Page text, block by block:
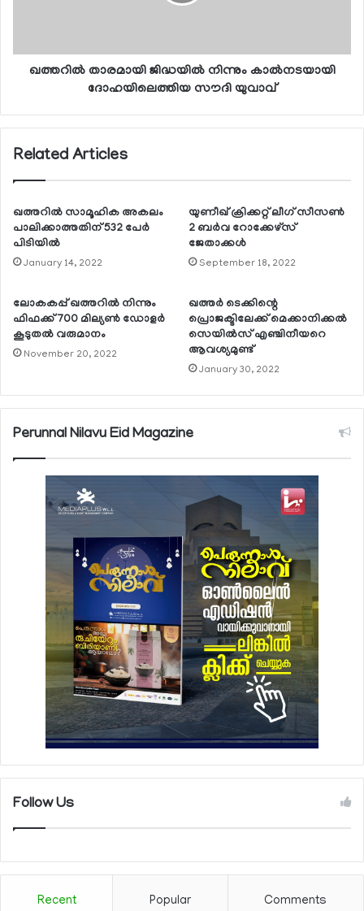
ഖത്തറില്‍ താരമായി ജിദ്ധയില്‍ നിന്നും കാല്‍നടയായി
ദോഹയിലെത്തിയ സൗദി യുവാവ്
Related Articles
ഖത്തറില്‍ സാമൂഹിക അകലം
പാലിക്കാത്തതിന് 532 പേര്‍
പിടിയില്‍
January 14, 2022
യുണീഖ് ക്രിക്കറ്റ് ലീഗ് സീസണ്‍
2 ബര്‍വ റോക്കേഴ്സ്
ജേതാക്കള്‍
September 18, 2022
ലോകകപ്പ് ഖത്തറില്‍ നിന്നും
ഫിഫക്ക് 700 മില്യണ്‍ ഡോളര്‍
കൂടുതല്‍ വരുമാനം
November 20, 2022
ഖത്തര്‍ ടെക്കിന്റെ
പ്രൊജക്ടിലേക്ക് മെക്കാനിക്കല്‍
സെയില്‍സ് എഞ്ചിനീയറെ
ആവശ്യമുണ്ട്
January 30, 2022
Perunnal Nilavu Eid Magazine
Follow Us
Recent Popular Comments